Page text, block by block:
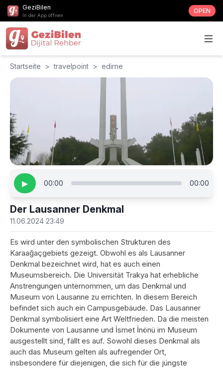
GeziBilen
In der App öffnen
OPEN
Startseite > travelpoint > edirne
▶ 00:00 00:00
Der Lausanner Denkmal
11.06.2024 23:49
Es wird unter den symbolischen Strukturen des
Karaağaçgebiets gezeigt. Obwohl es als Lausanner
Denkmal bezeichnet wird, hat es auch einen
Museumsbereich. Die Universität Trakya hat erhebliche
Anstrengungen unternommen, um das Denkmal und
Museum von Lausanne zu errichten. In diesem Bereich
befindet sich auch ein Campusgebäude. Das Lausanner
Denkmal symbolisiert eine Art Weltfrieden. Da die meisten
Dokumente von Lausanne und İsmet İnönü im Museum
ausgestellt sind, fällt es auf. Sowohl dieses Denkmal als
auch das Museum gelten als aufregender Ort,
insbesondere für diejenigen, die sich für die jüngste